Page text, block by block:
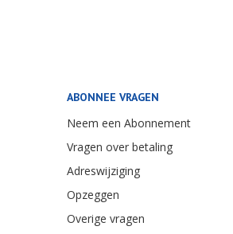
ABONNEE VRAGEN
Neem een Abonnement
Vragen over betaling
Adreswijziging
Opzeggen
Overige vragen